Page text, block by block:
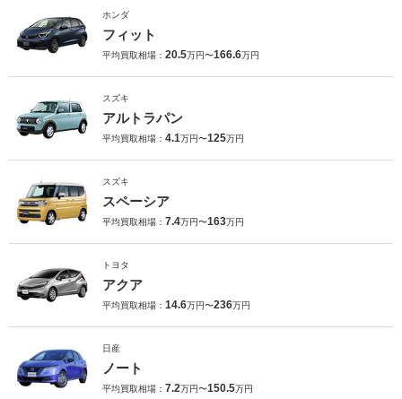
ホンダ
フィット
平均買取相場： 20.5万円〜166.6万円
スズキ
アルトラパン
平均買取相場： 4.1万円〜125万円
スズキ
スペーシア
平均買取相場： 7.4万円〜163万円
トヨタ
アクア
平均買取相場： 14.6万円〜236万円
日産
ノート
平均買取相場： 7.2万円〜150.5万円